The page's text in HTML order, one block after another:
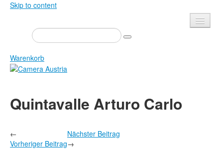
Skip to content
Presse
Veranstaltungen
Newsletter
Über uns
Shop
Warenkorb
Zeitschrift
Bücher
Quintavalle Arturo Carlo
←
Vorheriger Beitrag
Nächster Beitrag
→